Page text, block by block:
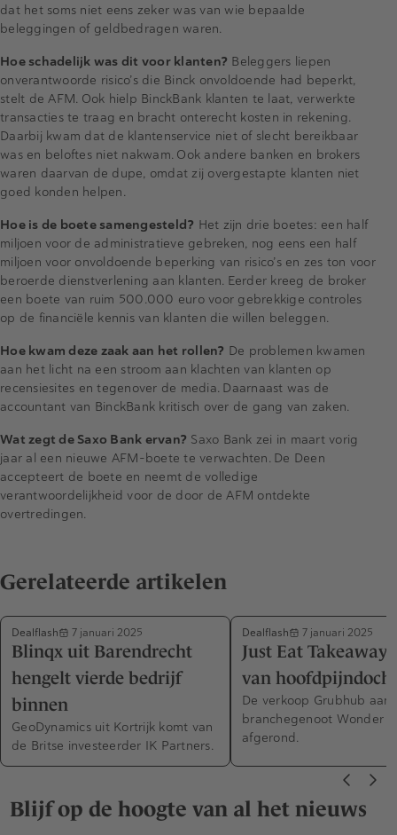
dat het soms niet eens zeker was van wie bepaalde
beleggingen of geldbedragen waren.
Hoe schadelijk was dit voor klanten? Beleggers liepen
onverantwoorde risico’s die Binck onvoldoende had beperkt,
stelt de AFM. Ook hielp BinckBank klanten te laat, verwerkte
transacties te traag en bracht onterecht kosten in rekening.
Daarbij kwam dat de klantenservice niet of slecht bereikbaar
was en beloftes niet nakwam. Ook andere banken en brokers
waren daarvan de dupe, omdat zij overgestapte klanten niet
goed konden helpen.
Hoe is de boete samengesteld? Het zijn drie boetes: een half
miljoen voor de administratieve gebreken, nog eens een half
miljoen voor onvoldoende beperking van risico’s en zes ton voor
beroerde dienstverlening aan klanten. Eerder kreeg de broker
een boete van ruim 500.000 euro voor gebrekkige controles
op de financiële kennis van klanten die willen beleggen.
Hoe kwam deze zaak aan het rollen? De problemen kwamen
aan het licht na een stroom aan klachten van klanten op
recensiesites en tegenover de media. Daarnaast was de
accountant van BinckBank kritisch over de gang van zaken.
Wat zegt de Saxo Bank ervan? Saxo Bank zei in maart vorig
jaar al een nieuwe AFM-boete te verwachten. De Deen
accepteert de boete en neemt de volledige
verantwoordelijkheid voor de door de AFM ontdekte
overtredingen.
Gerelateerde artikelen
Dealflash 7 januari 2025
Blinqx uit Barendrecht
hengelt vierde bedrijf
binnen
GeoDynamics uit Kortrijk komt van
de Britse investeerder IK Partners.
Dealflash 7 januari 2025
Just Eat Takeaway
van
De verkoop Grubhub aan
branchegenoot Wonder is
afgerond.
Blijf op de hoogte van al het nieuws